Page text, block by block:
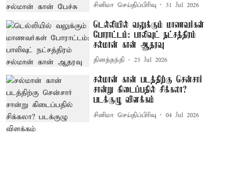
சினிமா செய்திப்பிரிவு 31 Jul 2026
டெல்லியில் வலுக்கும் மாணவர்கள்
போராட்டம்: பாலிவுட் நட்சத்திரம்
சல்மான் கான் ஆதரவு
தினத்தந்தி 23 Jul 2026
சல்மான் கான் படத்திற்கு சென்சார்
சான்று கிடைப்பதில் சிக்கலா?
படக்குழு விளக்கம்
சினிமா செய்திப்பிரிவு 04 Jul 2026